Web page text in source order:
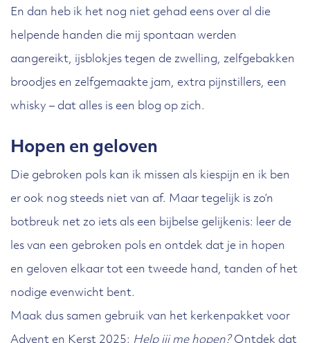
En dan heb ik het nog niet gehad eens over al die
helpende handen die mij spontaan werden
aangereikt, ijsblokjes tegen de zwelling, zelfgebakken
broodjes en zelfgemaakte jam, extra pijnstillers, een
whisky – dat alles is een blog op zich.
Hopen en geloven
Die gebroken pols kan ik missen als kiespijn en ik ben
er ook nog steeds niet van af. Maar tegelijk is zo’n
botbreuk net zo iets als een bijbelse gelijkenis: leer de
les van een gebroken pols en ontdek dat je in hopen
en geloven elkaar tot een tweede hand, tanden of het
nodige evenwicht bent.
Maak dus samen gebruik van het kerkenpakket voor
Advent en Kerst 2025: Help jij me hopen?Ontdek dat